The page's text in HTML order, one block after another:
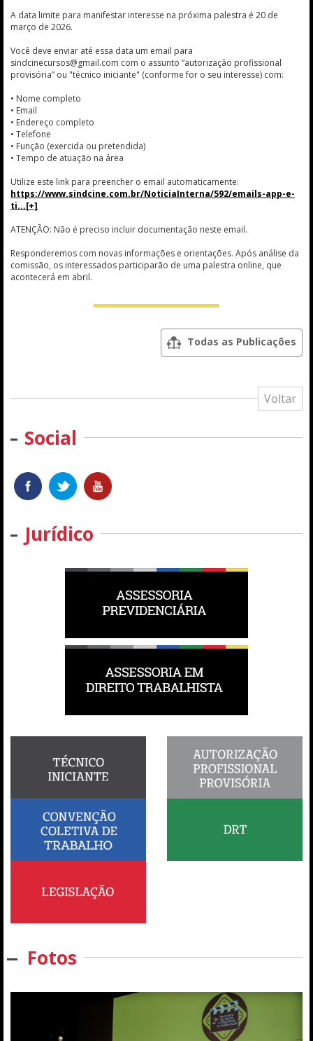
A data limite para manifestar interesse na próxima palestra é 20 de
março de 2026.
Você deve enviar até essa data um email para
sindcinecursos@gmail.com com o assunto “autorização profissional
provisória” ou "técnico iniciante" (conforme for o seu interesse) com:
• Nome completo
• Email
• Endereço completo
• Telefone
• Função (exercida ou pretendida)
• Tempo de atuação na área
Utilize este link para preencher o email automaticamente:
https://www.sindcine.com.br/NoticiaInterna/592/emails-app-e-
ti
ATENÇÃO: Não é preciso incluir documentação neste email.
Responderemos com novas informações e orientações. Após análise da
comissão, os interessados participarão de uma palestra online, que
acontecerá em abril.
Todas as Publicações
Voltar
Social
Jurídico
Fotos